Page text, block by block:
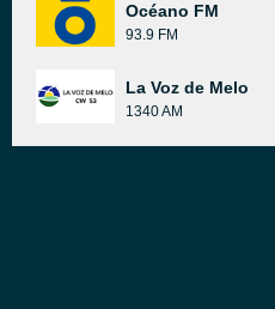
Océano FM
93.9 FM
La Voz de Melo
1340 AM